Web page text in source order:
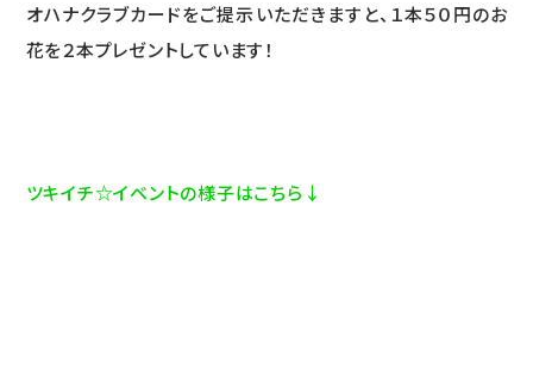
オハナクラブカードをご提示いただきますと、１本５０円のお
花を２本プレゼントしています！
ツキイチ☆イベントの様子はこちら↓